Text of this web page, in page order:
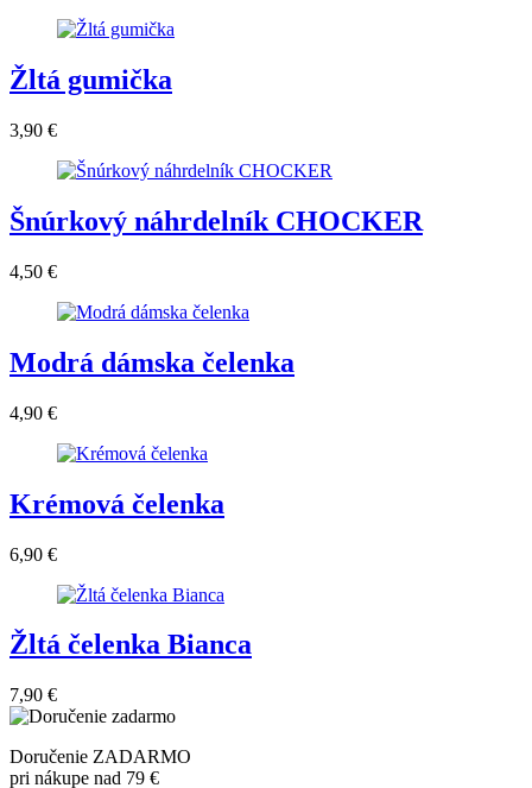
Žltá gumička
3,90 €
Šnúrkový náhrdelník CHOCKER
4,50 €
Modrá dámska čelenka
4,90 €
Krémová čelenka
6,90 €
Žltá čelenka Bianca
7,90 €
Doručenie ZADARMO
pri nákupe nad 79 €